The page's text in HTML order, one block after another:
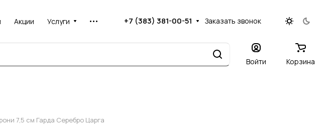
Акции Услуги +7 (383) 381-00-51 Заказать звонок
Войти Корзина
7,5 см Гарда Серебро Царга